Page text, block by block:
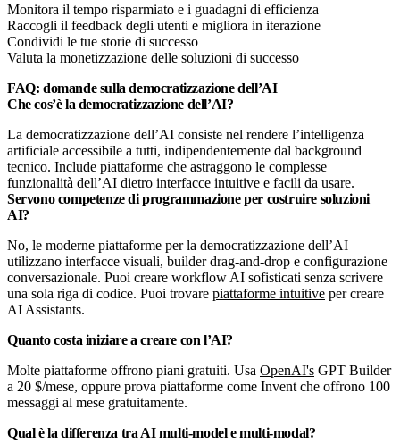
Monitora il tempo risparmiato e i guadagni di efficienza
Raccogli il feedback degli utenti e migliora in iterazione
Condividi le tue storie di successo
Valuta la monetizzazione delle soluzioni di successo
FAQ: domande sulla democratizzazione dell’AI
Che cos’è la democratizzazione dell’AI?
La democratizzazione dell’AI consiste nel rendere l’intelligenza
artificiale accessibile a tutti, indipendentemente dal background
tecnico. Include piattaforme che astraggono le complesse
funzionalità dell’AI dietro interfacce intuitive e facili da usare.
Servono competenze di programmazione per costruire soluzioni
AI?
No, le moderne piattaforme per la democratizzazione dell’AI
utilizzano interfacce visuali, builder drag-and-drop e configurazione
conversazionale. Puoi creare workflow AI sofisticati senza scrivere
una sola riga di codice. Puoi trovare piattaforme intuitive per creare
AI Assistants.
Quanto costa iniziare a creare con l’AI?
Molte piattaforme offrono piani gratuiti. Usa OpenAI's GPT Builder
a 20 $/mese, oppure prova piattaforme come Invent che offrono 100
messaggi al mese gratuitamente.
Qual è la differenza tra AI multi-model e multi-modal?